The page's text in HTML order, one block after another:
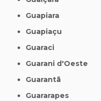
Guapiara
Guapiaçu
Guaraci
Guarani d'Oeste
Guarantã
Guararapes